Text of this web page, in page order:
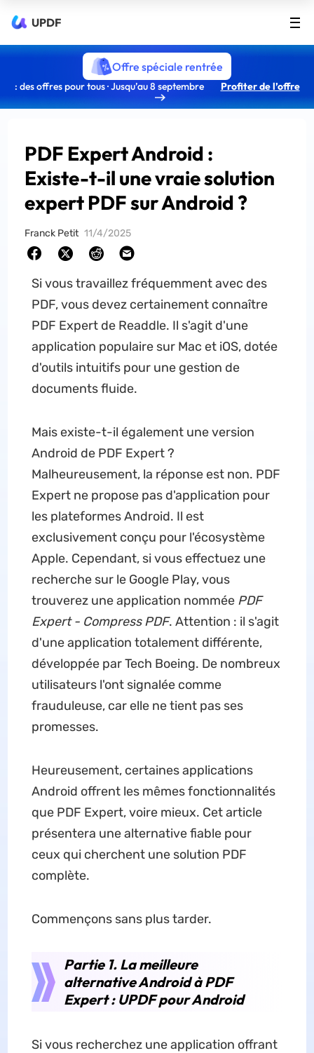
UPDF
Offre spéciale rentrée
: des offres pour tous · Jusqu’au 8 septembre Profiter de l’offre
PDF Expert Android :
Existe-t-il une vraie solution
expert PDF sur Android ?
Franck Petit 11/4/2025
Si vous travaillez fréquemment avec des
PDF, vous devez certainement connaître
PDF Expert de Readdle. Il s'agit d'une
application populaire sur Mac et iOS, dotée
d'outils intuitifs pour une gestion de
documents fluide.
Mais existe-t-il également une version
Android de PDF Expert ?
Malheureusement, la réponse est non. PDF
Expert ne propose pas d'application pour
les plateformes Android. Il est
exclusivement conçu pour l'écosystème
Apple. Cependant, si vous effectuez une
recherche sur le Google Play, vous
trouverez une application nommée PDF
Expert - Compress PDF. Attention : il s'agit
d'une application totalement différente,
développée par Tech Boeing. De nombreux
utilisateurs l'ont signalée comme
frauduleuse, car elle ne tient pas ses
promesses.
Heureusement, certaines applications
Android offrent les mêmes fonctionnalités
que PDF Expert, voire mieux. Cet article
présentera une alternative fiable pour
ceux qui cherchent une solution PDF
complète.
Commençons sans plus tarder.
Partie 1. La meilleure
alternative Android à PDF
Expert : UPDF pour Android
Si vous recherchez une application offrant